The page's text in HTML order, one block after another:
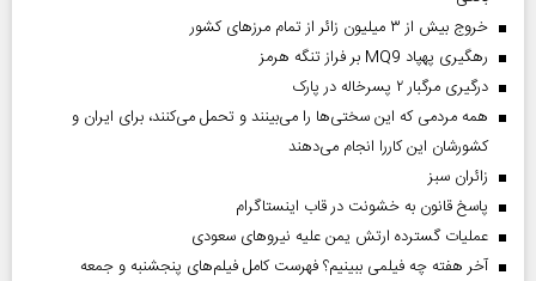
خروج بیش از ۳ میلیون زائر از تمام مرز‌های کشور
رهگیری پهپاد MQ9 بر فراز تنگه هرمز
درگیری مرگبار ۲ پسرخاله در پارک
همه مردمی که این سختی‌ها را می‌بینند و تحمل می‌کنند، برای ایران و
کشورشان این کاررا انجام می‌دهند
‌زائران سبز
پاسخ قانون به خشونت در قاب اینستاگرام
عملیات گسترده ارتش یمن علیه نیروهای سعودی
آخر هفته چه فیلمی ببینیم؟ فهرست کامل فیلم‌های پنجشنبه و جمعه